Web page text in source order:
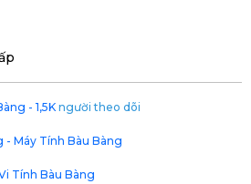
- 1,5K người theo dõi
- Máy Tính Bàu Bàng
Tính Bàu Bàng